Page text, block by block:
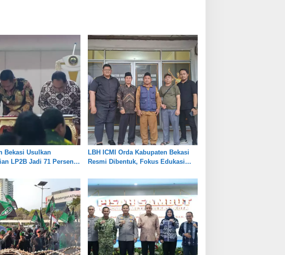
Bekasi Usulkan
LP2B Jadi 71 Persen,
LBH ICMI Orda Kabupaten Bekasi
Resmi Dibentuk, Fokus Edukasi